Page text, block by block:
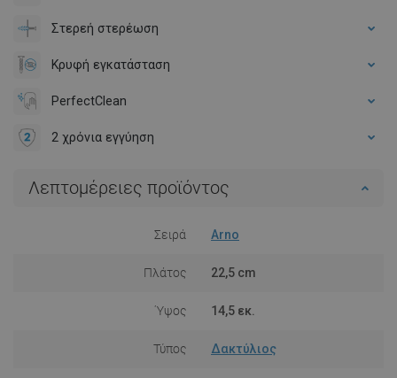
Στερεή στερέωση
Κρυφή εγκατάσταση
PerfectClean
2 χρόνια εγγύηση
Λεπτομέρειες προϊόντος
Σειρά Arno
Πλάτος 22,5 cm
Ύψος 14,5 εκ.
Τύπος Δακτύλιος